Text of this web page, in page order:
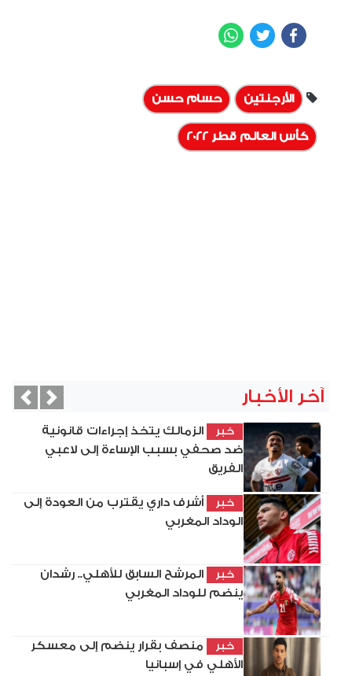
Facebook
Twitter
الأرجنتين حسام حسن
كأس العالم قطر 2022
آخر الأخبار
خبر
الزمالك يتخذ إجراءات قانونية
ضد صحفي بسبب الإساءة إلى لاعبي
الفريق
خبر
أشرف داري يقترب من العودة إلى
الوداد المغربي
خبر
المرشح السابق للأهلي.. رشدان
ينضم للوداد المغربي
خبر
منصف بقرار ينضم إلى معسكر
الأهلي في إسبانيا
Next